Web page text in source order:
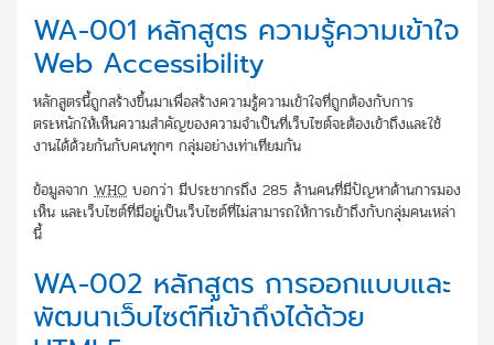
WA-001 หลักสูตร ความรู้ความเข้าใจ
Web Accessibility
หลักสูตรนี้ถูกสร้างขึ้นมาเพื่อสร้างความรู้ความเข้าใจที่ถูกต้องกับการ
ตระหนักให้เห็นความสำคัญของความจำเป็นที่เว็บไซต์จะต้องเข้าถึงและใช้
งานได้ด้วยกันกับคนทุกๆ กลุ่มอย่างเท่าเทียมกัน
ข้อมูลจาก WHO บอกว่า มีประชากรถึง 285 ล้านคนที่มีปัญหาด้านการมอง
เห็น และเว็บไซต์ที่มีอยู่เป็นเว็บไซต์ที่ไม่สามารถให้การเข้าถึงกับกลุ่มคนเหล่า
นี้
WA-002 หลักสูตร การออกแบบและ
พัฒนาเว็บไซต์ที่เข้าถึงได้ด้วย